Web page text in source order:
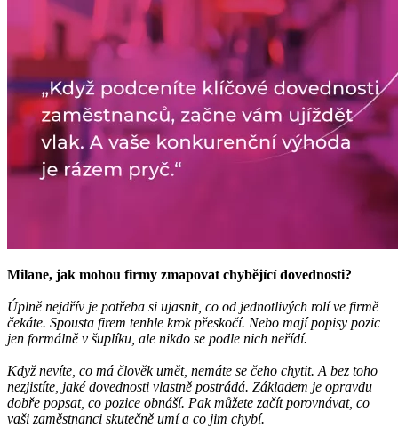
Milane, jak mohou firmy zmapovat chybějící dovednosti?
Úplně nejdřív je potřeba si ujasnit, co od jednotlivých rolí ve firmě
čekáte. Spousta firem tenhle krok přeskočí. Nebo mají popisy pozic
jen formálně v šuplíku, ale nikdo se podle nich neřídí.
Když nevíte, co má člověk umět, nemáte se čeho chytit. A bez toho
nezjistíte, jaké dovednosti vlastně postrádá. Základem je opravdu
dobře popsat, co pozice obnáší. Pak můžete začít porovnávat, co
vaši zaměstnanci skutečně umí a co jim chybí.